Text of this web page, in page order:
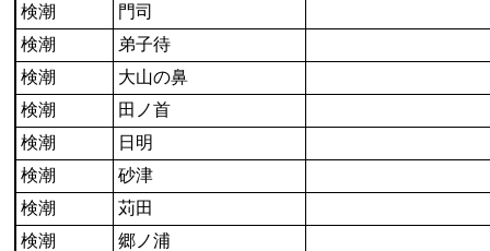
検潮
門司
検潮
弟子待
検潮
大山の鼻
検潮
田ノ首
検潮
日明
検潮
砂津
検潮
苅田
検潮
郷ノ浦